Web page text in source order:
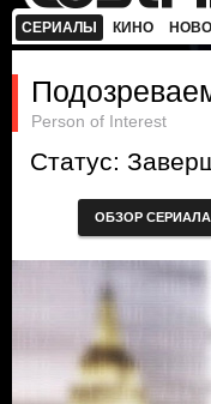
СЕРИАЛЫ КИНО
Person of Interest
Статус:
ОБЗОР СЕРИАЛА